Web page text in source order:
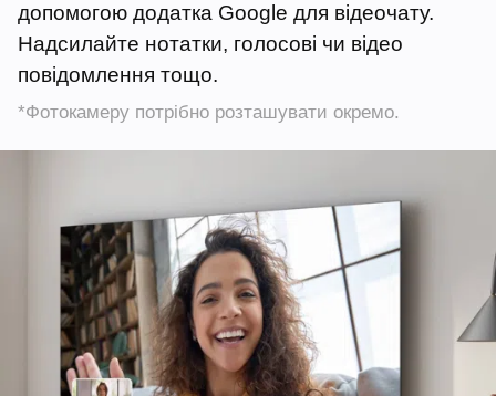
допомогою додатка Google для відеочату.
Надсилайте нотатки, голосові чи відео
повідомлення тощо.
*Фотокамеру потрібно розташувати окремо.